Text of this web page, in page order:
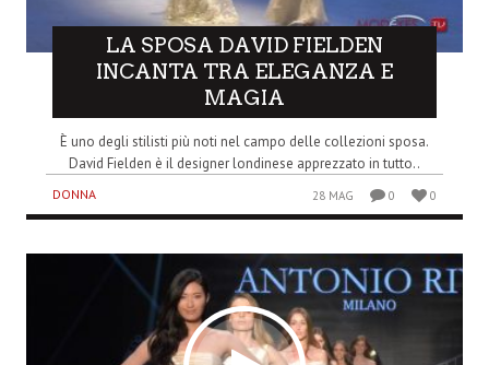
LA SPOSA DAVID FIELDEN
INCANTA TRA ELEGANZA E
MAGIA
È uno degli stilisti più noti nel campo delle collezioni sposa.
David Fielden è il designer londinese apprezzato in tutto..
DONNA 28 MAG 0 0